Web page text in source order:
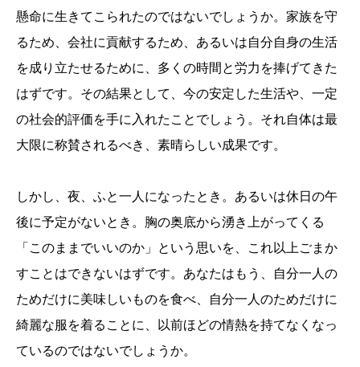
懸命に生きてこられたのではないでしょうか。家族を守
るため、会社に貢献するため、あるいは自分自身の生活
を成り立たせるために、多くの時間と労力を捧げてきた
はずです。その結果として、今の安定した生活や、一定
の社会的評価を手に入れたことでしょう。それ自体は最
大限に称賛されるべき、素晴らしい成果です。
しかし、夜、ふと一人になったとき。あるいは休日の午
後に予定がないとき。胸の奥底から湧き上がってくる
「このままでいいのか」という思いを、これ以上ごまか
すことはできないはずです。あなたはもう、自分一人の
ためだけに美味しいものを食べ、自分一人のためだけに
綺麗な服を着ることに、以前ほどの情熱を持てなくなっ
ているのではないでしょうか。